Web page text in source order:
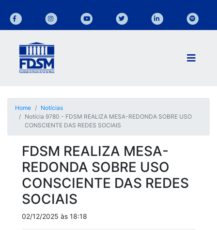
Home
Notícias
Notícia 9780 - FDSM REALIZA MESA-REDONDA SOBRE USO
CONSCIENTE DAS REDES SOCIAIS
FDSM REALIZA MESA-
REDONDA SOBRE USO
CONSCIENTE DAS REDES
SOCIAIS
02/12/2025 às 18:18